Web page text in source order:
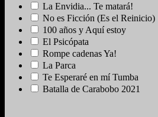
La Envidia... Te matará!
No es Ficción (Es el Reinicio)
100 años y Aquí estoy
El Psicópata
Rompe cadenas Ya!
La Parca
Te Esperaré en mí Tumba
Batalla de Carabobo 2021